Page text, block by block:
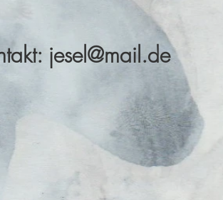
jesel@mail.de